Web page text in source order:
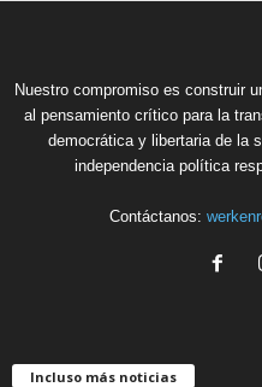
Nuestro compromiso es construir
al pensamiento crítico para la
democrática y libertaria de la
independencia política
Contáctanos:
Incluso más noticias